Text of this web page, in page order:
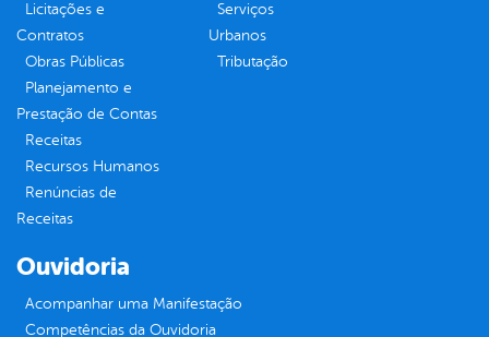
Licitações e
Contratos
Obras Públicas
Planejamento e
Prestação de Contas
Receitas
Recursos Humanos
Renúncias de
Receitas
Serviços
Urbanos
Tributação
Ouvidoria
Acompanhar uma Manifestação
Competências da Ouvidoria